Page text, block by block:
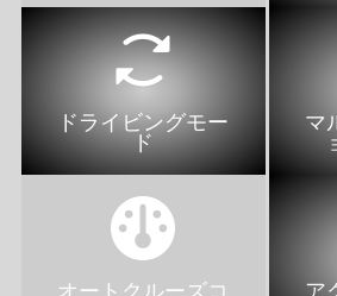
ドライビングモー
ド
マ
オートクルーズコ
ア